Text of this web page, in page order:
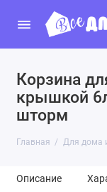
Корзина
крышкой
шторм
Главная Для дома
Описание